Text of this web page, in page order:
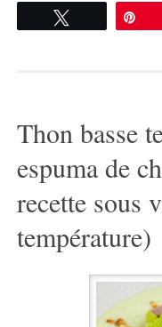
Tweetez
Thon basse
espuma de
recette sous
température)